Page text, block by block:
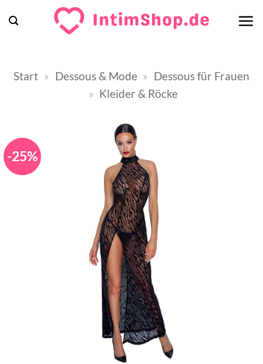
Inhalt
Start » Dessous & Mode » Dessous für Frauen
» Kleider & Röcke
-25%